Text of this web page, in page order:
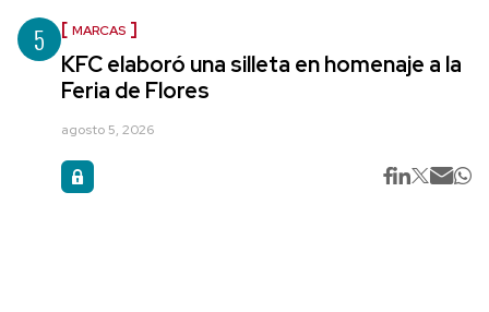
5 MARCAS
KFC elaboró una silleta en homenaje a la
Feria de Flores
agosto 5, 2026